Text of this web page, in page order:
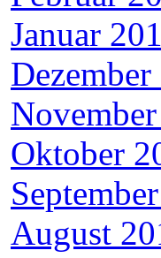
Januar
Oktober
August